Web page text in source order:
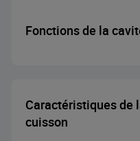
Fonctions de la
Caractéristiques de
cuisson